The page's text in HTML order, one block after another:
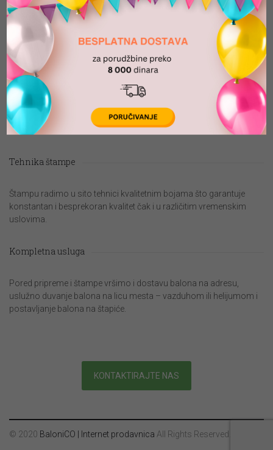
Štampa na balonima
Štampa na lateks balonima u našoj
ponudi, koji su 100 % prirodni i
biorazgradivi, garantuje duže vreme
lebdenja kada su baloni napunjeni helijumom i održivost boje
balona čak i nakon dugog stajanja.
Na balonima možemo odštampati logo vaše firme, brenda,
proizvoda, vašu poruku. U ponudi je široka lepeza boja koje možete
u potpunosti prilagoditi vašim željama i potrebama.
Tehnika štampe
Štampu radimo u sito tehnici kvalitetnim bojama što garantuje
konstantan i besprekoran kvalitet čak i u različitim vremenskim
uslovima.
Kompletna usluga
Pored pripreme i štampe vršimo i dostavu balona na adresu,
uslužno duvanje balona na licu mesta – vazduhom ili helijumom i
postavljanje balona na štapiće.
KONTAKTIRAJTE NAS
© 2020 BaloniCO | Internet prodavnica All Rights Reserved.